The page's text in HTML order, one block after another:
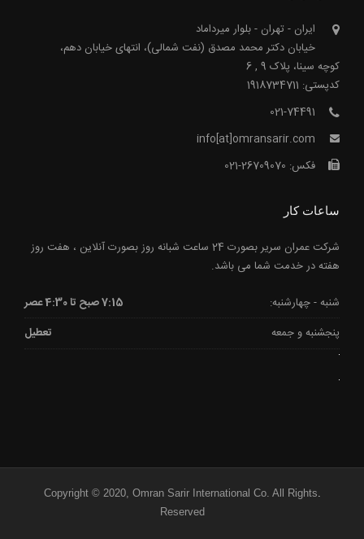
ایران - تهران - بلوار میرداماد
خیابان دکتر محمد مصدق (نفت شمالی)، انتهای خیابان دهم،
کوچه سینا، پلاک 9 , 6
کدپستی: 1918734711
021-74491
info[at]omransarir.com
فکس: 26709070-021
ساعات کار
شرکت عمران سریر بصورت 24 ساعت شبانه روز بصورت آنلاین ، هفت روز
هفته در خدمت شما می باشد.
شنبه - چهارشنبه:
7:15 صبح تا 4:30 عصر
پنجشنبه و جمعه
تعطیل
Copyright © 2020, Omran Sarir International Co. All Rights
Reserved